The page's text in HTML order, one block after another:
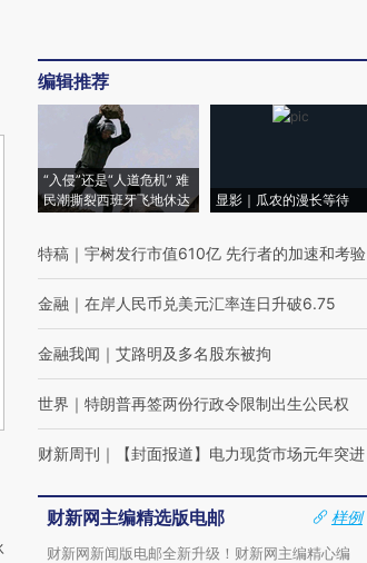
编辑推荐
“入侵”还是“人道危机” 难
民潮撕裂西班牙飞地休达
显影｜瓜农的漫长等待
特稿 ｜ 宇树发行市值610亿 先行者的加速和考验
金融 ｜ 在岸人民币兑美元汇率连日升破6.75
金融我闻 ｜ 艾路明及多名股东被拘
世界 ｜ 特朗普再签两份行政令限制出生公民权
财新周刊 ｜ 【封面报道】电力现货市场元年突进
财新网主编精选版电邮
样例
财新网新闻版电邮全新升级！财新网主编精心编